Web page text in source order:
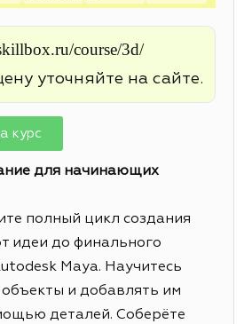
course/3d/
уточняйте на сайте.
курс
для начинающих
полный цикл создания
идеи до финального
Maya. Научитесь
и добавлять им
деталей. Соберёте